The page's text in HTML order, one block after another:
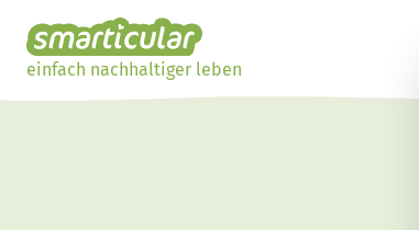
einfach nachhaltiger leben